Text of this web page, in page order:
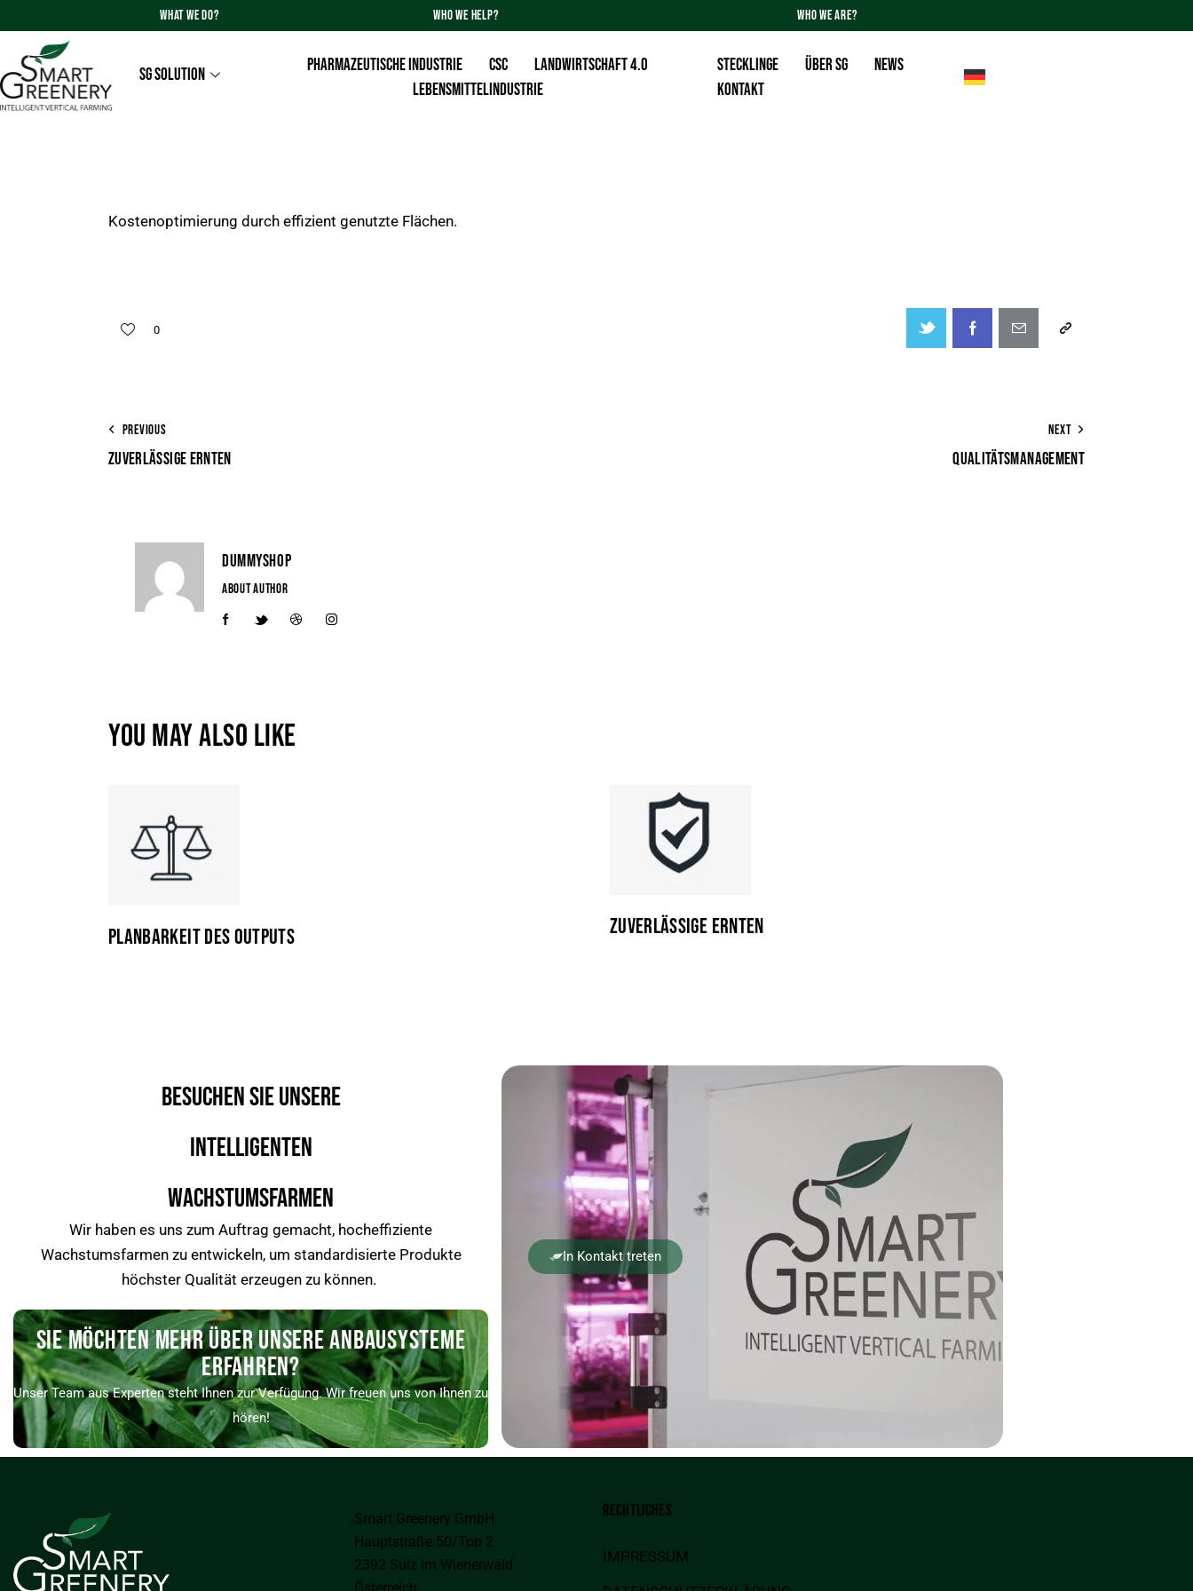
WHAT WE DO? WHO WE HELP? WHO WE ARE?
SG SOLUTION PHARMAZEUTISCHE INDUSTRIE CSC
Landwirtschaft 4.0
Lebensmittelindustrie
Stecklinge Über SG
News
KONTAKT
Kostenoptimierung durch effizient genutzte Flächen.
0
PREVIOUS
ZUVERLÄSSIGE ERNTEN
NEXT
QUALITÄTSMANAGEMENT
DUMMYSHOP
ABOUT AUTHOR
YOU MAY ALSO LIKE
PLANBARKEIT DES OUTPUTS ZUVERLÄSSIGE ERNTEN
BESUCHEN SIE UNSERE
INTELLIGENTEN
WACHSTUMSFARMEN
Wir haben es uns zum Auftrag gemacht, hocheffiziente
Wachstumsfarmen zu entwickeln, um standardisierte Produkte
höchster Qualität erzeugen zu können.
SIE MÖCHTEN MEHR ÜBER UNSERE ANBAUSYSTEME
ERFAHREN?
Unser Team aus Experten steht Ihnen zur Verfügung. Wir freuen uns von Ihnen zu
hören!
In Kontakt treten
Smart Greenery GmbH
Hauptstraße 50/Top 2
2392 Sulz im Wienerwald
RECHTLICHES
IMPRESSUM